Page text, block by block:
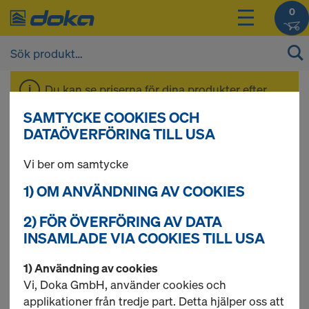
0
Du kan se priserna för dina produkter efter
3-skiktsskiva
2 produkter hittade
Mest sökta
Doka 3-skiktsplatta 3-SO
SAMTYCKE COOKIES OCH
DATAÖVERFÖRING TILL USA
Vi ber om samtycke
1) OM ANVÄNDNING AV COOKIES
2) FÖR ÖVERFÖRING AV DATA
INSAMLADE VIA COOKIES TILL USA
1) Användning av cookies
Vi, Doka GmbH, använder cookies och
applikationer från tredje part. Detta hjälper oss att